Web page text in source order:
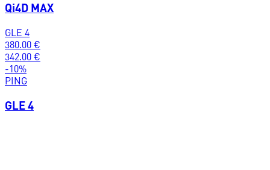
Qi4D MAX
GLE 4
380.00 €
342.00 €
-10%
PING
GLE 4